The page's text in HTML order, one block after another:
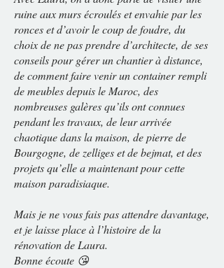
ruine aux murs écroulés et envahie par les
ronces et d’avoir le coup de foudre, du
choix de ne pas prendre d’architecte, de ses
conseils pour gérer un chantier à distance,
de comment faire venir un container rempli
de meubles depuis le Maroc, des
nombreuses galères qu’ils ont connues
pendant les travaux, de leur arrivée
chaotique dans la maison, de pierre de
Bourgogne, de zelliges et de bejmat, et des
projets qu’elle a maintenant pour cette
maison paradisiaque.
Mais je ne vous fais pas attendre davantage,
et je laisse place à l’histoire de la
rénovation de Laura.
Bonne écoute 😘